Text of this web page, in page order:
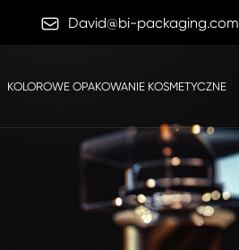
 David@bi-packaging.com
KOLOROWE OPAKOWANIE KOSMETYCZNE